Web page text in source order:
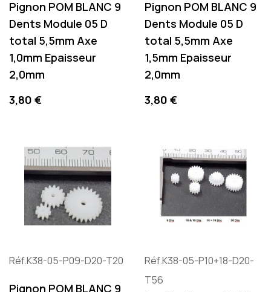
Pignon POM BLANC 9
Dents Module 05 D
total 5,5mm Axe
1,0mm Epaisseur
2,0mm
Preis
3,80 €
Pignon POM BLANC 9
Dents Module 05 D
total 5,5mm Axe
1,5mm Epaisseur
2,0mm
Preis
3,80 €
Réf.K38-05-P09-D20-T20
Pignon POM BLANC 9
Réf.K38-05-P10+18-D20-
T56